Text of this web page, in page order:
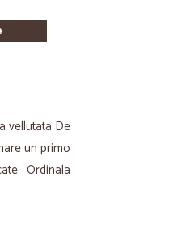
vellutata De
un primo
Ordinala